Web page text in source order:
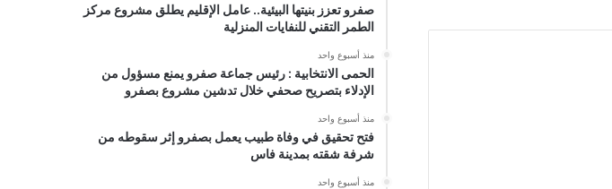
صفرو تعزز بنيتها البيئية.. عامل الإقليم يطلق مشروع مركز
الطمر التقني للنفايات المنزلية
منذ أسبوع واحد
الحمى الانتخابية : رئيس جماعة صفرو يمنع مسؤول من
الإدلاء بتصريح صحفي خلال تدشين مشروع بصفرو
منذ أسبوع واحد
فتح تحقيق في وفاة طبيب يعمل بصفرو إثر سقوطه من
شرفة شقته بمدينة فاس
منذ أسبوع واحد